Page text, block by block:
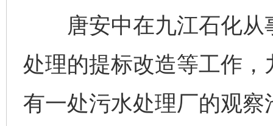
唐安中在九江石化从
处理的提标改造等工作
有一处污水处理厂的观